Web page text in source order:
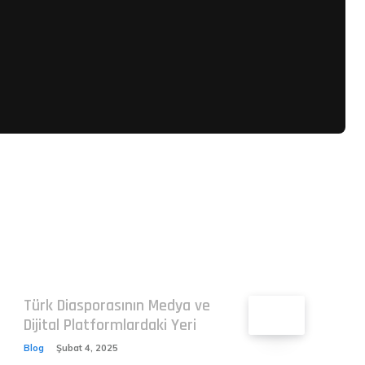
Türk Diasporasının Medya ve
Dijital Platformlardaki Yeri
Blog Şubat 4, 2025